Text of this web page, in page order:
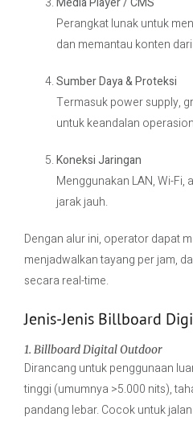
Perangkat lunak untuk
dan memantau konten
Sumber Daya & Proteksi
Termasuk power supply,
untuk keandalan
Koneksi Jaringan
Menggunakan LAN, Wi-
jarak jauh.
Dengan alur ini, operator dapat
menjadwalkan tayang per jam,
secara real-time.
Jenis-Jenis Billboard
1. Billboard Digital Outdoor
Dirancang untuk penggunaan
tinggi (umumnya >5.000 nits),
pandang lebar. Cocok untuk